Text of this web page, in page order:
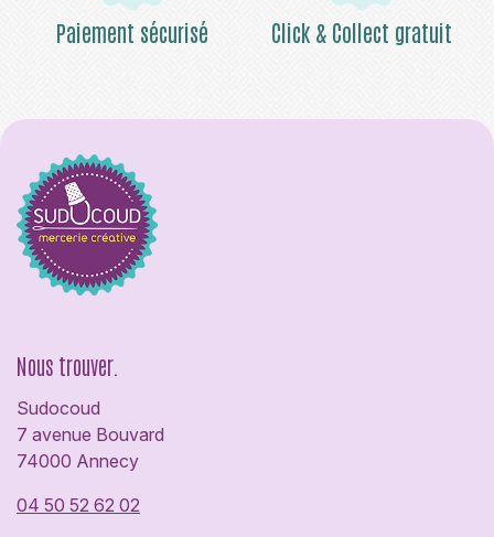
Paiement sécurisé Click & Collect gratuit
Nous trouver.
Sudocoud
7 avenue Bouvard
74000 Annecy
04 50 52 62 02